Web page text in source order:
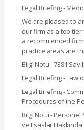
Legal Briefing -
We are pleased to
our firm as a top tier
a recommended
practice areas are
Bilgi Notu - 7381
Legal Briefing - Law
Legal Briefing -
Procedures of the
Bilgi Notu - Personel
ve Esaslar Hakkında